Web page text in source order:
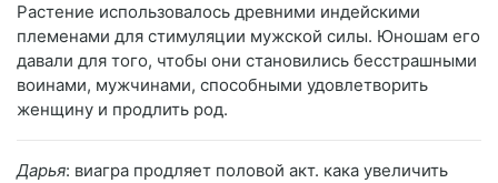
Растение использовалось древними индейскими
племенами для стимуляции мужской силы. Юношам его
давали для того, чтобы они становились бесстрашными
воинами, мужчинами, способными удовлетворить
женщину и продлить род.
Дарья: виагра продляет половой акт. кака увеличить